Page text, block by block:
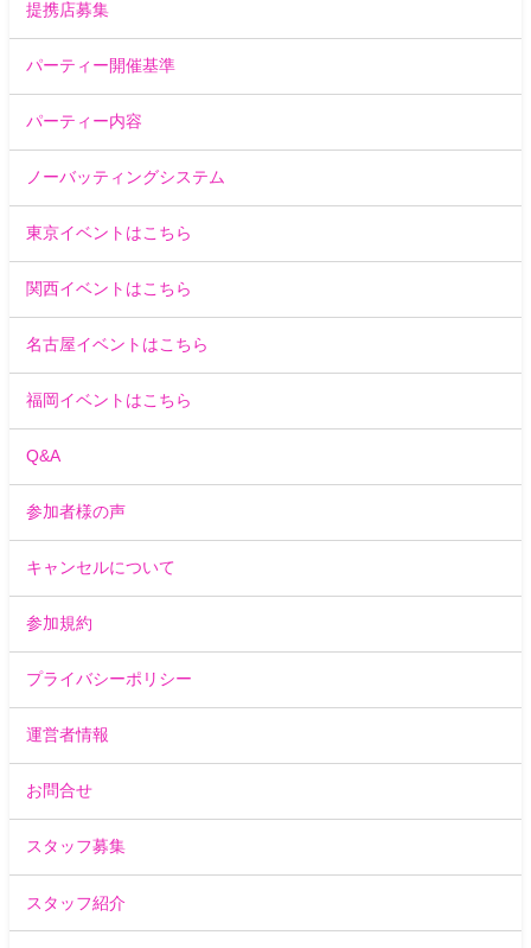
提携店募集
パーティー開催基準
パーティー内容
ノーバッティングシステム
東京イベントはこちら
関西イベントはこちら
名古屋イベントはこちら
福岡イベントはこちら
Q&A
参加者様の声
キャンセルについて
参加規約
プライバシーポリシー
運営者情報
お問合せ
スタッフ募集
スタッフ紹介